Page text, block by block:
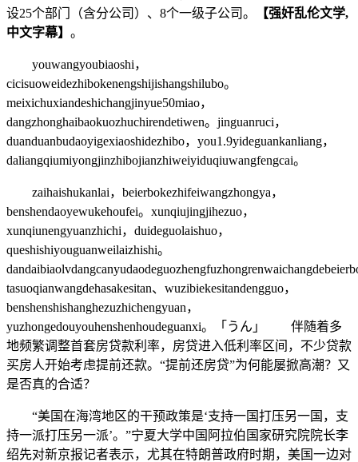
设25个部门（含分公司）、8个一级子公司。
【强奸乱伦文学,
中文字幕】 。
youwangyoubiaoshi，
cicisuoweidezhibokenengshijishangshilubo。
meixichuxiandeshichangjinyue50miao，
dangzhonghaibaokuozhuchirendetiwen。jinguanruci，
duanduanbudaoyigexiaoshidezhibo，you1.9yideguankanliang，
daliangqiumiyongjinzhibojianzhiweiyiduqiuwangfengcai。
zaihaishukanlai，beierbokezhifeiwangzhongya，
benshendaoyewukehoufei。xunqiujingjihezuo，
xunqiunengyuanzhichi，duideguolaishuo，
queshishiyouguanweilaizhishi。
tasuoqianwangdehasakesitan、wuzibiekesitandengguo，
benshenshishanghezuzhichengyuan，
yuzhongedouyouhenshenhoudeguanxi。「うん」 伴随着多
地频繁调整首套房贷款利率，房贷进入低利率区间，不少贷款
买房人开始考虑提前还款。“提前还房贷”为何能屡掀高潮？又
是否真的合适？
“美国在海湾地区的干预政策是‘支持一国打压另一国，支
持一派打压另一派’。”宁夏大学中国阿拉伯国家研究院院长李
绍先对新京报记者表示，尤其在特朗普政府时期，美国一边对